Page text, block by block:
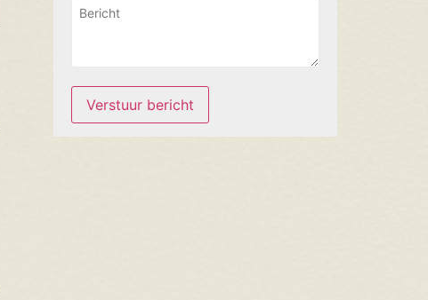
Verstuur bericht